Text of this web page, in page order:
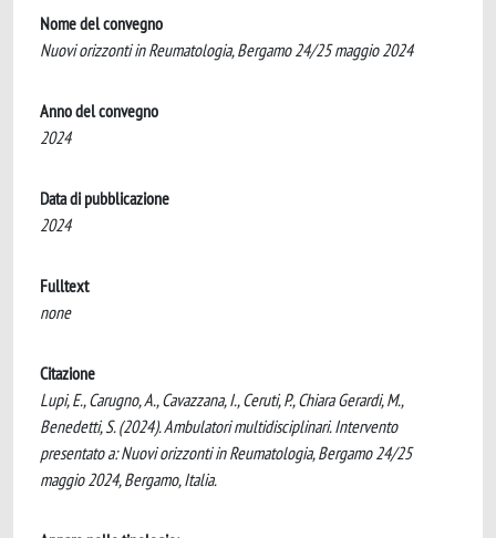
Nome del convegno
Nuovi orizzonti in Reumatologia, Bergamo 24/25 maggio 2024
Anno del convegno
2024
Data di pubblicazione
2024
Fulltext
none
Citazione
Lupi, E., Carugno, A., Cavazzana, I., Ceruti, P., Chiara Gerardi, M.,
Benedetti, S. (2024). Ambulatori multidisciplinari. Intervento
presentato a: Nuovi orizzonti in Reumatologia, Bergamo 24/25
maggio 2024, Bergamo, Italia.